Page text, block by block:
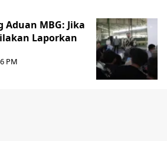
Aduan MBG: Jika
Laporkan
PM